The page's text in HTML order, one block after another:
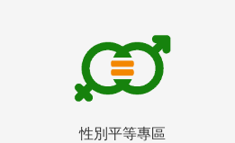
性別平等專區